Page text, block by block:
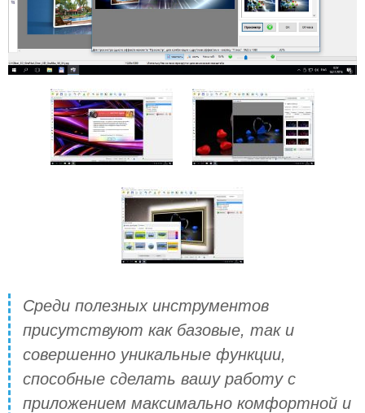
Среди полезных инструментов
присутствуют как базовые, так и
совершенно уникальные функции,
способные сделать вашу работу с
приложением максимально комфортной и